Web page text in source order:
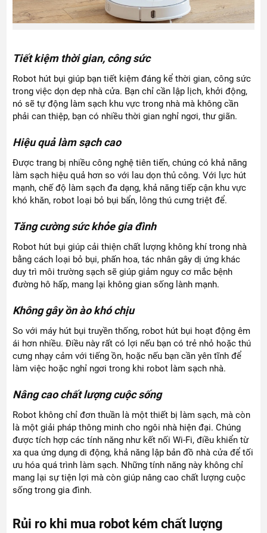
Tiết kiệm thời gian, công sức
Robot hút bụi giúp bạn tiết kiệm đáng kể thời gian, công sức
trong việc dọn dẹp nhà cửa. Bạn chỉ cần lập lịch, khởi động,
nó sẽ tự động làm sạch khu vực trong nhà mà không cần
phải can thiệp, bạn có nhiều thời gian nghỉ ngơi, thư giãn.
Hiệu quả làm sạch cao
Được trang bị nhiều công nghệ tiên tiến, chúng có khả năng
làm sạch hiệu quả hơn so với lau dọn thủ công. Với lực hút
mạnh, chế độ làm sạch đa dạng, khả năng tiếp cận khu vực
khó khăn, robot loại bỏ bụi bẩn, lông thú cưng triệt để.
Tăng cường sức khỏe gia đình
Robot hút bụi giúp cải thiện chất lượng không khí trong nhà
bằng cách loại bỏ bụi, phấn hoa, tác nhân gây dị ứng khác
duy trì môi trường sạch sẽ giúp giảm nguy cơ mắc bệnh
đường hô hấp, mang lại không gian sống lành mạnh.
Không gây ồn ào khó chịu
So với máy hút bụi truyền thống, robot hút bụi hoạt động êm
ái hơn nhiều. Điều này rất có lợi nếu bạn có trẻ nhỏ hoặc thú
cưng nhạy cảm với tiếng ồn, hoặc nếu bạn cần yên tĩnh để
làm việc hoặc nghỉ ngơi trong khi robot làm sạch nhà.
Nâng cao chất lượng cuộc sống
Robot không chỉ đơn thuần là một thiết bị làm sạch, mà còn
là một giải pháp thông minh cho ngôi nhà hiện đại. Chúng
được tích hợp các tính năng như kết nối Wi-Fi, điều khiển từ
xa qua ứng dụng di động, khả năng lập bản đồ nhà cửa để tối
ưu hóa quá trình làm sạch. Những tính năng này không chỉ
mang lại sự tiện lợi mà còn giúp nâng cao chất lượng cuộc
sống trong gia đình.
Rủi ro khi mua robot kém chất lượng